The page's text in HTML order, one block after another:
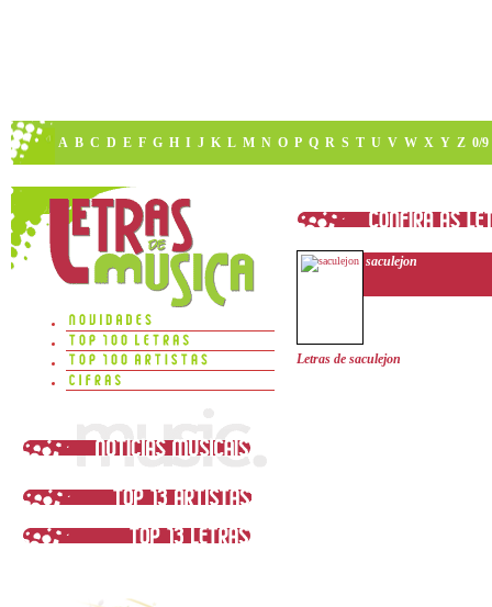
A B C D E F G H I J K L M N O P Q R S T U V W X Y Z 0/9
saculejon
Letras de saculejon